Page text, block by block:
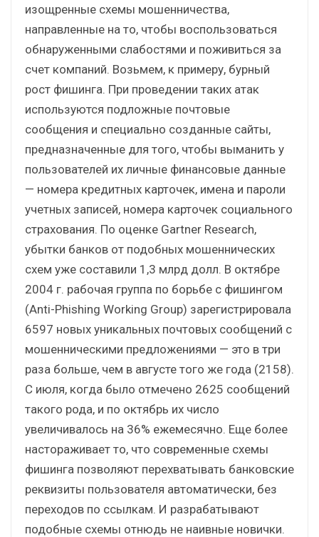
изощренные схемы мошенничества,
направленные на то, чтобы воспользоваться
обнаруженными слабостями и поживиться за
счет компаний. Возьмем, к примеру, бурный
рост фишинга. При проведении таких атак
используются подложные почтовые
сообщения и специально созданные сайты,
предназначенные для того, чтобы выманить у
пользователей их личные финансовые данные
— номера кредитных карточек, имена и пароли
учетных записей, номера карточек социального
страхования. По оценке Gartner Research,
убытки банков от подобных мошеннических
схем уже составили 1,3 млрд долл. В октябре
2004 г. рабочая группа по борьбе с фишингом
(Anti-Phishing Working Group) зарегистрировала
6597 новых уникальных почтовых сообщений с
мошенническими предложениями — это в три
раза больше, чем в августе того же года (2158).
С июля, когда было отмечено 2625 сообщений
такого рода, и по октябрь их число
увеличивалось на 36% ежемесячно. Еще более
настораживает то, что современные схемы
фишинга позволяют перехватывать банковские
реквизиты пользователя автоматически, без
переходов по ссылкам. И разрабатывают
подобные схемы отнюдь не наивные новички.